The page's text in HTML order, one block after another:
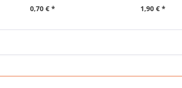
0,70 € * 1,90 € *